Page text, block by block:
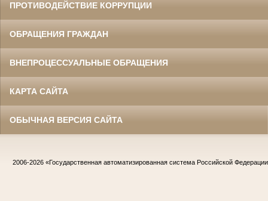
ПРОТИВОДЕЙСТВИЕ КОРРУПЦИИ
ОБРАЩЕНИЯ ГРАЖДАН
ВНЕПРОЦЕССУАЛЬНЫЕ ОБРАЩЕНИЯ
КАРТА САЙТА
ОБЫЧНАЯ ВЕРСИЯ САЙТА
2006-2026 «Государственная автоматизированная система Российской